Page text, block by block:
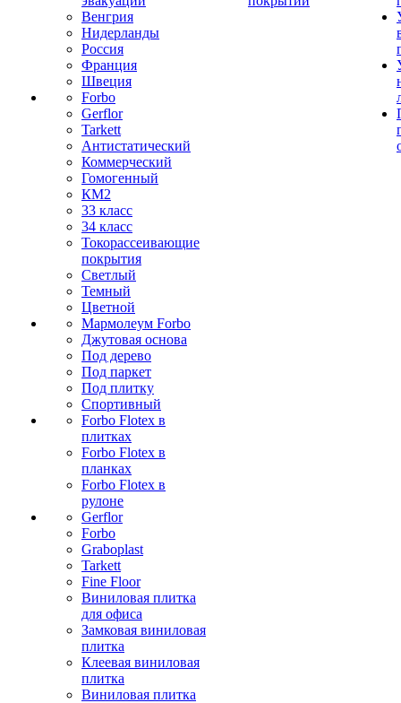
Венгрия
Нидерланды
Россия
Франция
Швеция
Forbo
Gerflor
Tarkett
Антистатический
Коммерческий
Гомогенный
КМ2
33 класс
34 класс
Токорассеивающие
покрытия
Светлый
Темный
Цветной
Мармолеум Forbo
Джутовая основа
Под дерево
Под паркет
Под плитку
Спортивный
Forbo Flotex в
плитках
Forbo Flotex в
планках
Forbo Flotex в
рулоне
Gerflor
Forbo
Graboplast
Tarkett
Fine Floor
Виниловая плитка
для офиса
Замковая виниловая
плитка
Клеевая виниловая
плитка
Виниловая плитка